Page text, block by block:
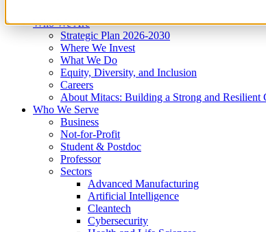
Who We Are
Strategic Plan 2026-2030
Where We Invest
What We Do
Equity, Diversity, and Inclusion
Careers
About Mitacs: Building a Strong and Resilient
Who We Serve
Business
Not-for-Profit
Student & Postdoc
Professor
Sectors
Advanced Manufacturing
Artificial Intelligence
Cleantech
Cybersecurity